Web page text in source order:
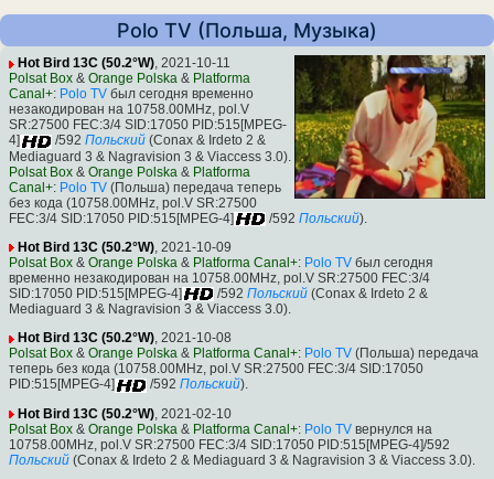
Polo TV (Польша, Музыка)
Hot Bird 13C (50.2°W), 2021-10-11
Polsat Box & Orange Polska & Platforma
Canal+: Polo TV был сегодня временно
незакодирован на 10758.00MHz, pol.V
SR:27500 FEC:3/4 SID:17050 PID:515[MPEG-
4]
/592 Польский (Conax & Irdeto 2 &
Mediaguard 3 & Nagravision 3 & Viaccess 3.0).
Polsat Box & Orange Polska & Platforma
Canal+: Polo TV (Польша) передача теперь
без кода (10758.00MHz, pol.V SR:27500
FEC:3/4 SID:17050 PID:515[MPEG-4]
/592 Польский).
Hot Bird 13C (50.2°W), 2021-10-09
Polsat Box & Orange Polska & Platforma Canal+: Polo TV был сегодня
временно незакодирован на 10758.00MHz, pol.V SR:27500 FEC:3/4
SID:17050 PID:515[MPEG-4]
/592 Польский (Conax & Irdeto 2 &
Mediaguard 3 & Nagravision 3 & Viaccess 3.0).
Hot Bird 13C (50.2°W), 2021-10-08
Polsat Box & Orange Polska & Platforma Canal+: Polo TV (Польша) передача
теперь без кода (10758.00MHz, pol.V SR:27500 FEC:3/4 SID:17050
PID:515[MPEG-4]
/592 Польский).
Hot Bird 13C (50.2°W) , 2021-02-10
Polsat Box & Orange Polska & Platforma Canal+: Polo TV вернулся на
10758.00MHz, pol.V SR:27500 FEC:3/4 SID:17050 PID:515[MPEG-4]/592
Польский (Conax & Irdeto 2 & Mediaguard 3 & Nagravision 3 & Viaccess 3.0).